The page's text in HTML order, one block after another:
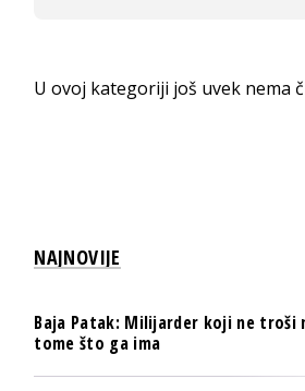
U ovoj kategoriji još uvek nema
NAJNOVIJE
Baja Patak: Milijarder koji ne troši
tome što ga ima